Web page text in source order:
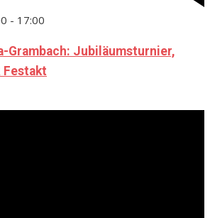
- 17:00
Grambach: Jubiläumsturnier,